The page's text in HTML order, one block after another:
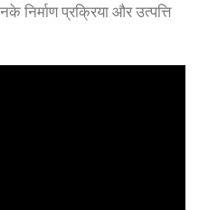
प्रक्रिया और उत्पत्ति